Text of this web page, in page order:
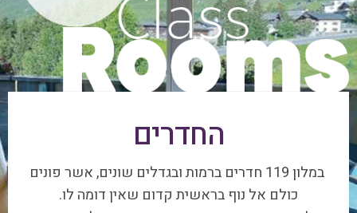
החדרים
כולם אל נוף בראשית קדום שאין דומה לו.
בחלק מהחדרים מרפסות ענקיות הצופות לנוף פנורמי,